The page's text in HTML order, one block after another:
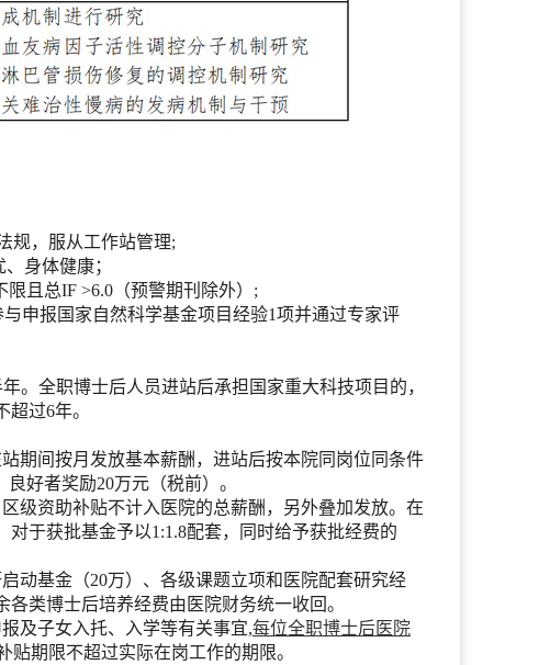
规，服从工作站管理;
身体健康；
且总IF >6.0（预警期刊除外）;
申报国家自然科学基金项目经验1项并通过专家评
。全职博士后人员进站后承担国家重大科技项目的，
过6年。
期间按月发放基本薪酬，进站后按本院同岗位同条件
好者奖励20万元（税前）。
级资助补贴不计入医院的总薪酬，另外叠加发放。在
于获批基金予以1:1.8配套，同时给予获批经费的
动基金（20万）、各级课题立项和医院配套研究经
类博士后培养经费由医院财务统一收回。
及子女入托、入学等有关事宜,每位全职博士后医院
贴期限不超过实际在岗工作的期限。